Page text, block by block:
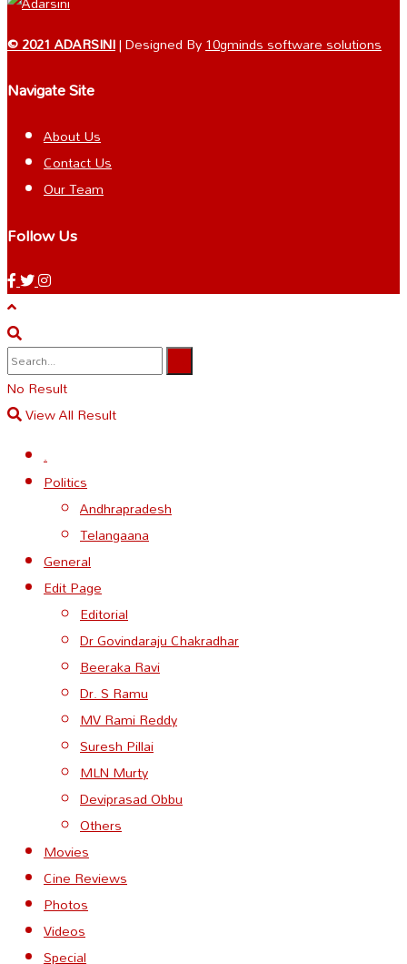
© 2021 ADARSINI| Designed By10gminds software solutions
Navigate Site
About Us
Contact Us
Our Team
Follow Us
No Result
View All Result
.
Politics
Andhrapradesh
Telangaana
General
Edit Page
Editorial
Dr Govindaraju Chakradhar
Beeraka Ravi
Dr. S Ramu
MV Rami Reddy
Suresh Pillai
MLN Murty
Deviprasad Obbu
Others
Movies
Cine Reviews
Photos
Videos
Special